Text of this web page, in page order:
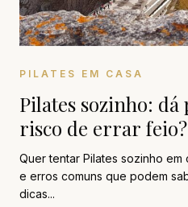
PILATES EM CASA
Pilates sozinho:
risco de errar feio?
Quer tentar Pilates sozinho em
e erros comuns que podem
dicas...